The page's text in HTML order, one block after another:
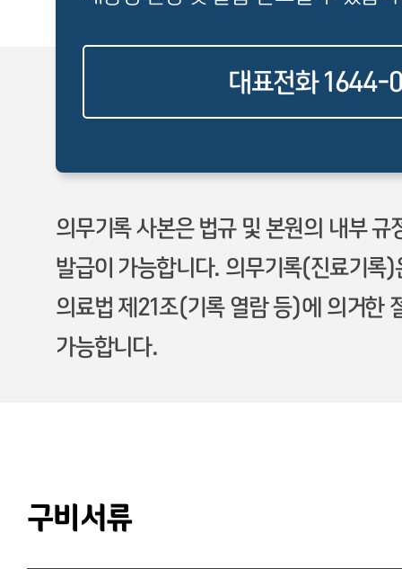
대표전화 1644-
의무기록 사본은 법규 및 본원의 내부
발급이 가능합니다. 의무기록(진료기록
의료법 제21조(기록 열람 등)에 의거한
가능합니다.
구비서류